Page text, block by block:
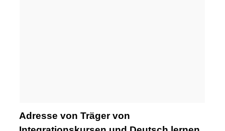
Adresse von Träger von